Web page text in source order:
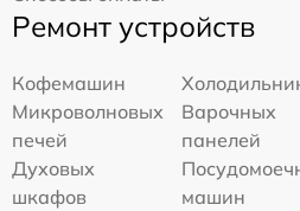
Ремонт устройств
Кофемашин
Микроволновых
печей
Варочных
панелей
Духовых
шкафов
машин